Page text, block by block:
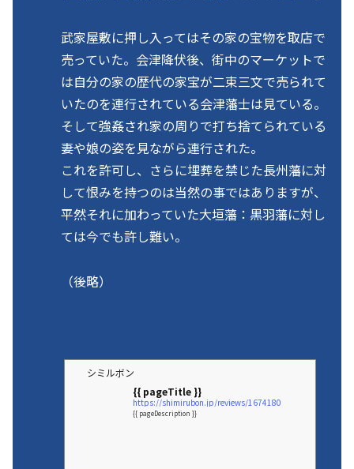
武家屋敷に押し入ってはその家の宝物を取店で
売っていた。会津降伏後、街中のマーケットで
は自分の家の歴代の家宝が二束三文で売られて
いたのを連行されている会津藩士は見ている。
そして強姦され家の周りで打ち捨てられている
妻や娘の姿を見ながら連行された。
これを許可し、さらに埋葬を禁じた長州藩に対
して恨みを持つのは当然の事ではありますが、
平然それに加わっていた大垣藩：黒羽藩に対し
ては今でも許し難い。
（後略）
シミルボン
{{ pageTitle }}
https://shimirubon.jp/reviews/1674180
{{ pageDescription }}